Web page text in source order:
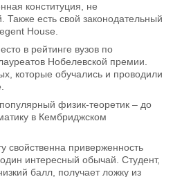
конституция, не
Также есть свой законодательный
House.
в рейтинге вузов по
Нобелевской премии.
которые обучались и проводили
физик-теоретик – до
в Кембриджском
свойственна приверженность
интересный обычай. Студент,
балл, получает ложку из